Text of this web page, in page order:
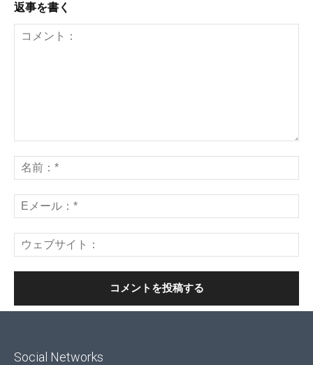
返事を書く
Social Networks